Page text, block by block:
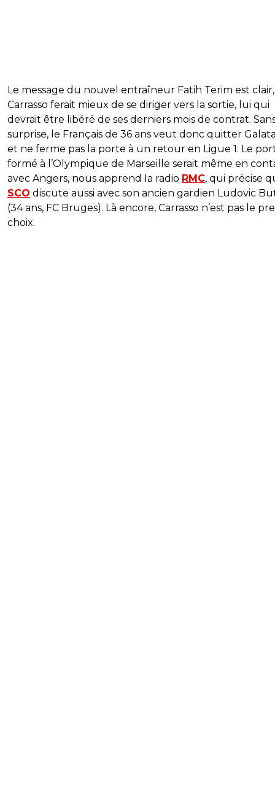
Le message du nouvel entraîneur Fatih Terim est clair,
Carrasso ferait mieux de se diriger vers la sortie, lui qui
devrait être libéré de ses derniers mois de contrat.
surprise, le Français de 36 ans veut donc quitter
et ne ferme pas la porte à un retour en Ligue 1. Le
formé à l’Olympique de Marseille serait même en
avec Angers, nous apprend la radio RMC, qui précise
SCO discute aussi avec son ancien gardien Ludovic
(34 ans, FC Bruges). Là encore, Carrasso n’est pas le
choix.